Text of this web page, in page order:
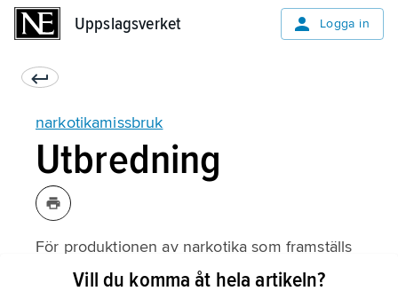
Uppslagsverket Logga in
narkotikamissbruk
Utbredning
För produktionen av narkotika som framställs
ur växter svarar framför allt länder i
Vill du komma åt hela artikeln?